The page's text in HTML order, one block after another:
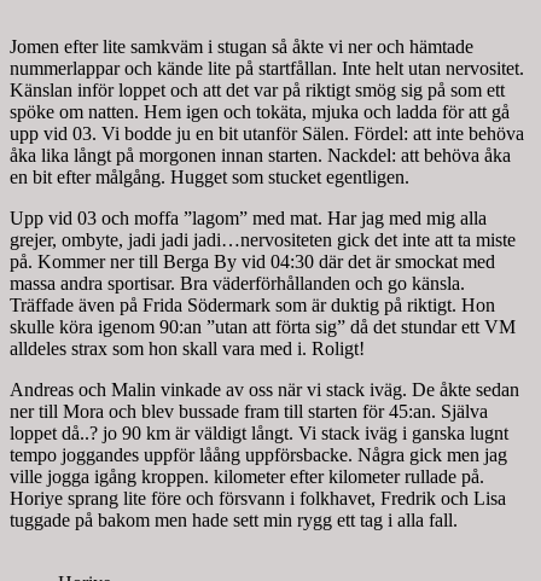
Jomen efter lite samkväm i stugan så åkte vi ner och hämtade
nummerlappar och kände lite på startfållan. Inte helt utan nervositet.
Känslan inför loppet och att det var på riktigt smög sig på som ett
spöke om natten. Hem igen och tokäta, mjuka och ladda för att gå
upp vid 03. Vi bodde ju en bit utanför Sälen. Fördel: att inte behöva
åka lika långt på morgonen innan starten. Nackdel: att behöva åka
en bit efter målgång. Hugget som stucket egentligen.
Upp vid 03 och moffa ”lagom” med mat. Har jag med mig alla
grejer, ombyte, jadi jadi jadi…nervositeten gick det inte att ta miste
på. Kommer ner till Berga By vid 04:30 där det är smockat med
massa andra sportisar. Bra väderförhållanden och go känsla.
Träffade även på Frida Södermark som är duktig på riktigt. Hon
skulle köra igenom 90:an ”utan att förta sig” då det stundar ett VM
alldeles strax som hon skall vara med i. Roligt!
Andreas och Malin vinkade av oss när vi stack iväg. De åkte sedan
ner till Mora och blev bussade fram till starten för 45:an. Själva
loppet då..? jo 90 km är väldigt långt. Vi stack iväg i ganska lugnt
tempo joggandes uppför låång uppförsbacke. Några gick men jag
ville jogga igång kroppen. kilometer efter kilometer rullade på.
Horiye sprang lite före och försvann i folkhavet, Fredrik och Lisa
tuggade på bakom men hade sett min rygg ett tag i alla fall.